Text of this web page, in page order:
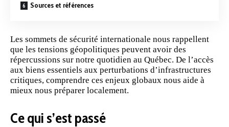
Sources et références
Les sommets de sécurité internationale nous rappellent
que les tensions géopolitiques peuvent avoir des
répercussions sur notre quotidien au Québec. De l’accès
aux biens essentiels aux perturbations d’infrastructures
critiques, comprendre ces enjeux globaux nous aide à
mieux nous préparer localement.
Ce qui s’est passé